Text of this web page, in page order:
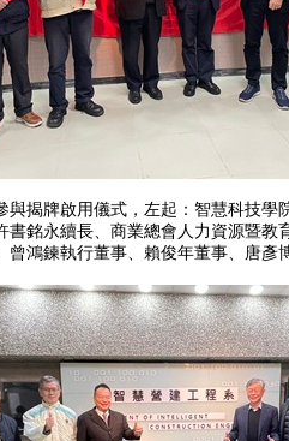
與揭牌啟用儀式，左起：智慧科技學
書銘永續長、商業總會人力資源暨教
曾鴻鍊執行董事、賴俊年董事、唐彥